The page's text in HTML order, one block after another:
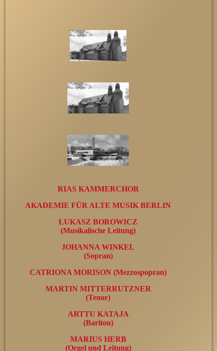
RIAS KAMMERCHOR
AKADEMIE FÜR ALTE MUSIK BERLIN
ŁUKASZ BOROWICZ
(Musikalische Leitung)
JOHANNA WINKEL
(Sopran)
CATRIONA MORISON (Mezzospopran)
MARTIN MITTERRUTZNER
(Tenor)
ARTTU KATAJA
(Bariton)
MARIUS HERB
(Orgel und Leitung)